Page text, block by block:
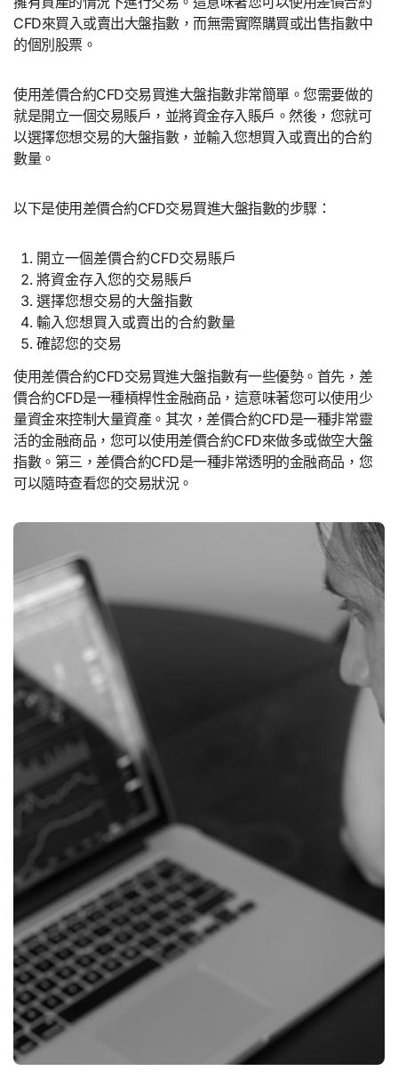
CFD來買入或賣出大盤指數，而無需實際購買或出售指數中
的個別股票。
使用差價合約CFD交易買進大盤指數非常簡單。您需要做的
就是開立一個交易賬戶，並將資金存入賬戶。然後，您就可
以選擇您想交易的大盤指數，並輸入您想買入或賣出的合約
數量。
以下是使用差價合約CFD交易買進大盤指數的步驟：
開立一個差價合約CFD交易賬戶
將資金存入您的交易賬戶
選擇您想交易的大盤指數
輸入您想買入或賣出的合約數量
確認您的交易
使用差價合約CFD交易買進大盤指數有一些優勢。首先，差
價合約CFD是一種槓桿性金融商品，這意味著您可以使用少
量資金來控制大量資產。其次，差價合約CFD是一種非常靈
活的金融商品，您可以使用差價合約CFD來做多或做空大盤
指數。第三，差價合約CFD是一種非常透明的金融商品，您
可以隨時查看您的交易狀況。